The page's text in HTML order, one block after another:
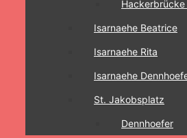
Hackerbrücke
Isarnaehe Beatrice
Isarnaehe Rita
Isarnaehe
St. Jakobsplatz
Dennhoefer